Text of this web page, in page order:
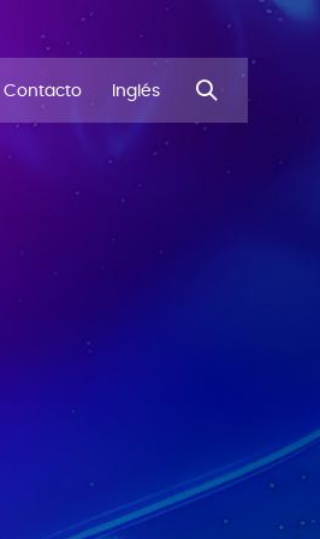
Contacto Inglés